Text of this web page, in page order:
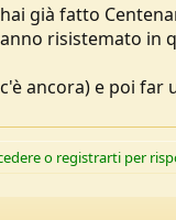
già fatto
risistemato in
ancora) e poi far
o registrarti per